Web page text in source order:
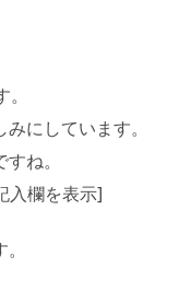
にしています。
ね。
入欄を表示]